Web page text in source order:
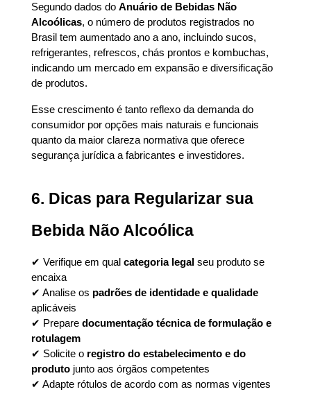
Segundo dados do Anuário de Bebidas Não
Alcoólicas, o número de produtos registrados no
Brasil tem aumentado ano a ano, incluindo sucos,
refrigerantes, refrescos, chás prontos e kombuchas,
indicando um mercado em expansão e diversificação
de produtos.
Esse crescimento é tanto reflexo da demanda do
consumidor por opções mais naturais e funcionais
quanto da maior clareza normativa que oferece
segurança jurídica a fabricantes e investidores.
6. Dicas para Regularizar sua
Bebida Não Alcoólica
✔ Verifique em qual categoria legal seu produto se
encaixa
✔ Analise os padrões de identidade e qualidade
aplicáveis
✔ Prepare documentação técnica de formulação e
rotulagem
✔ Solicite o registro do estabelecimento e do
produto junto aos órgãos competentes
✔ Adapte rótulos de acordo com as normas vigentes